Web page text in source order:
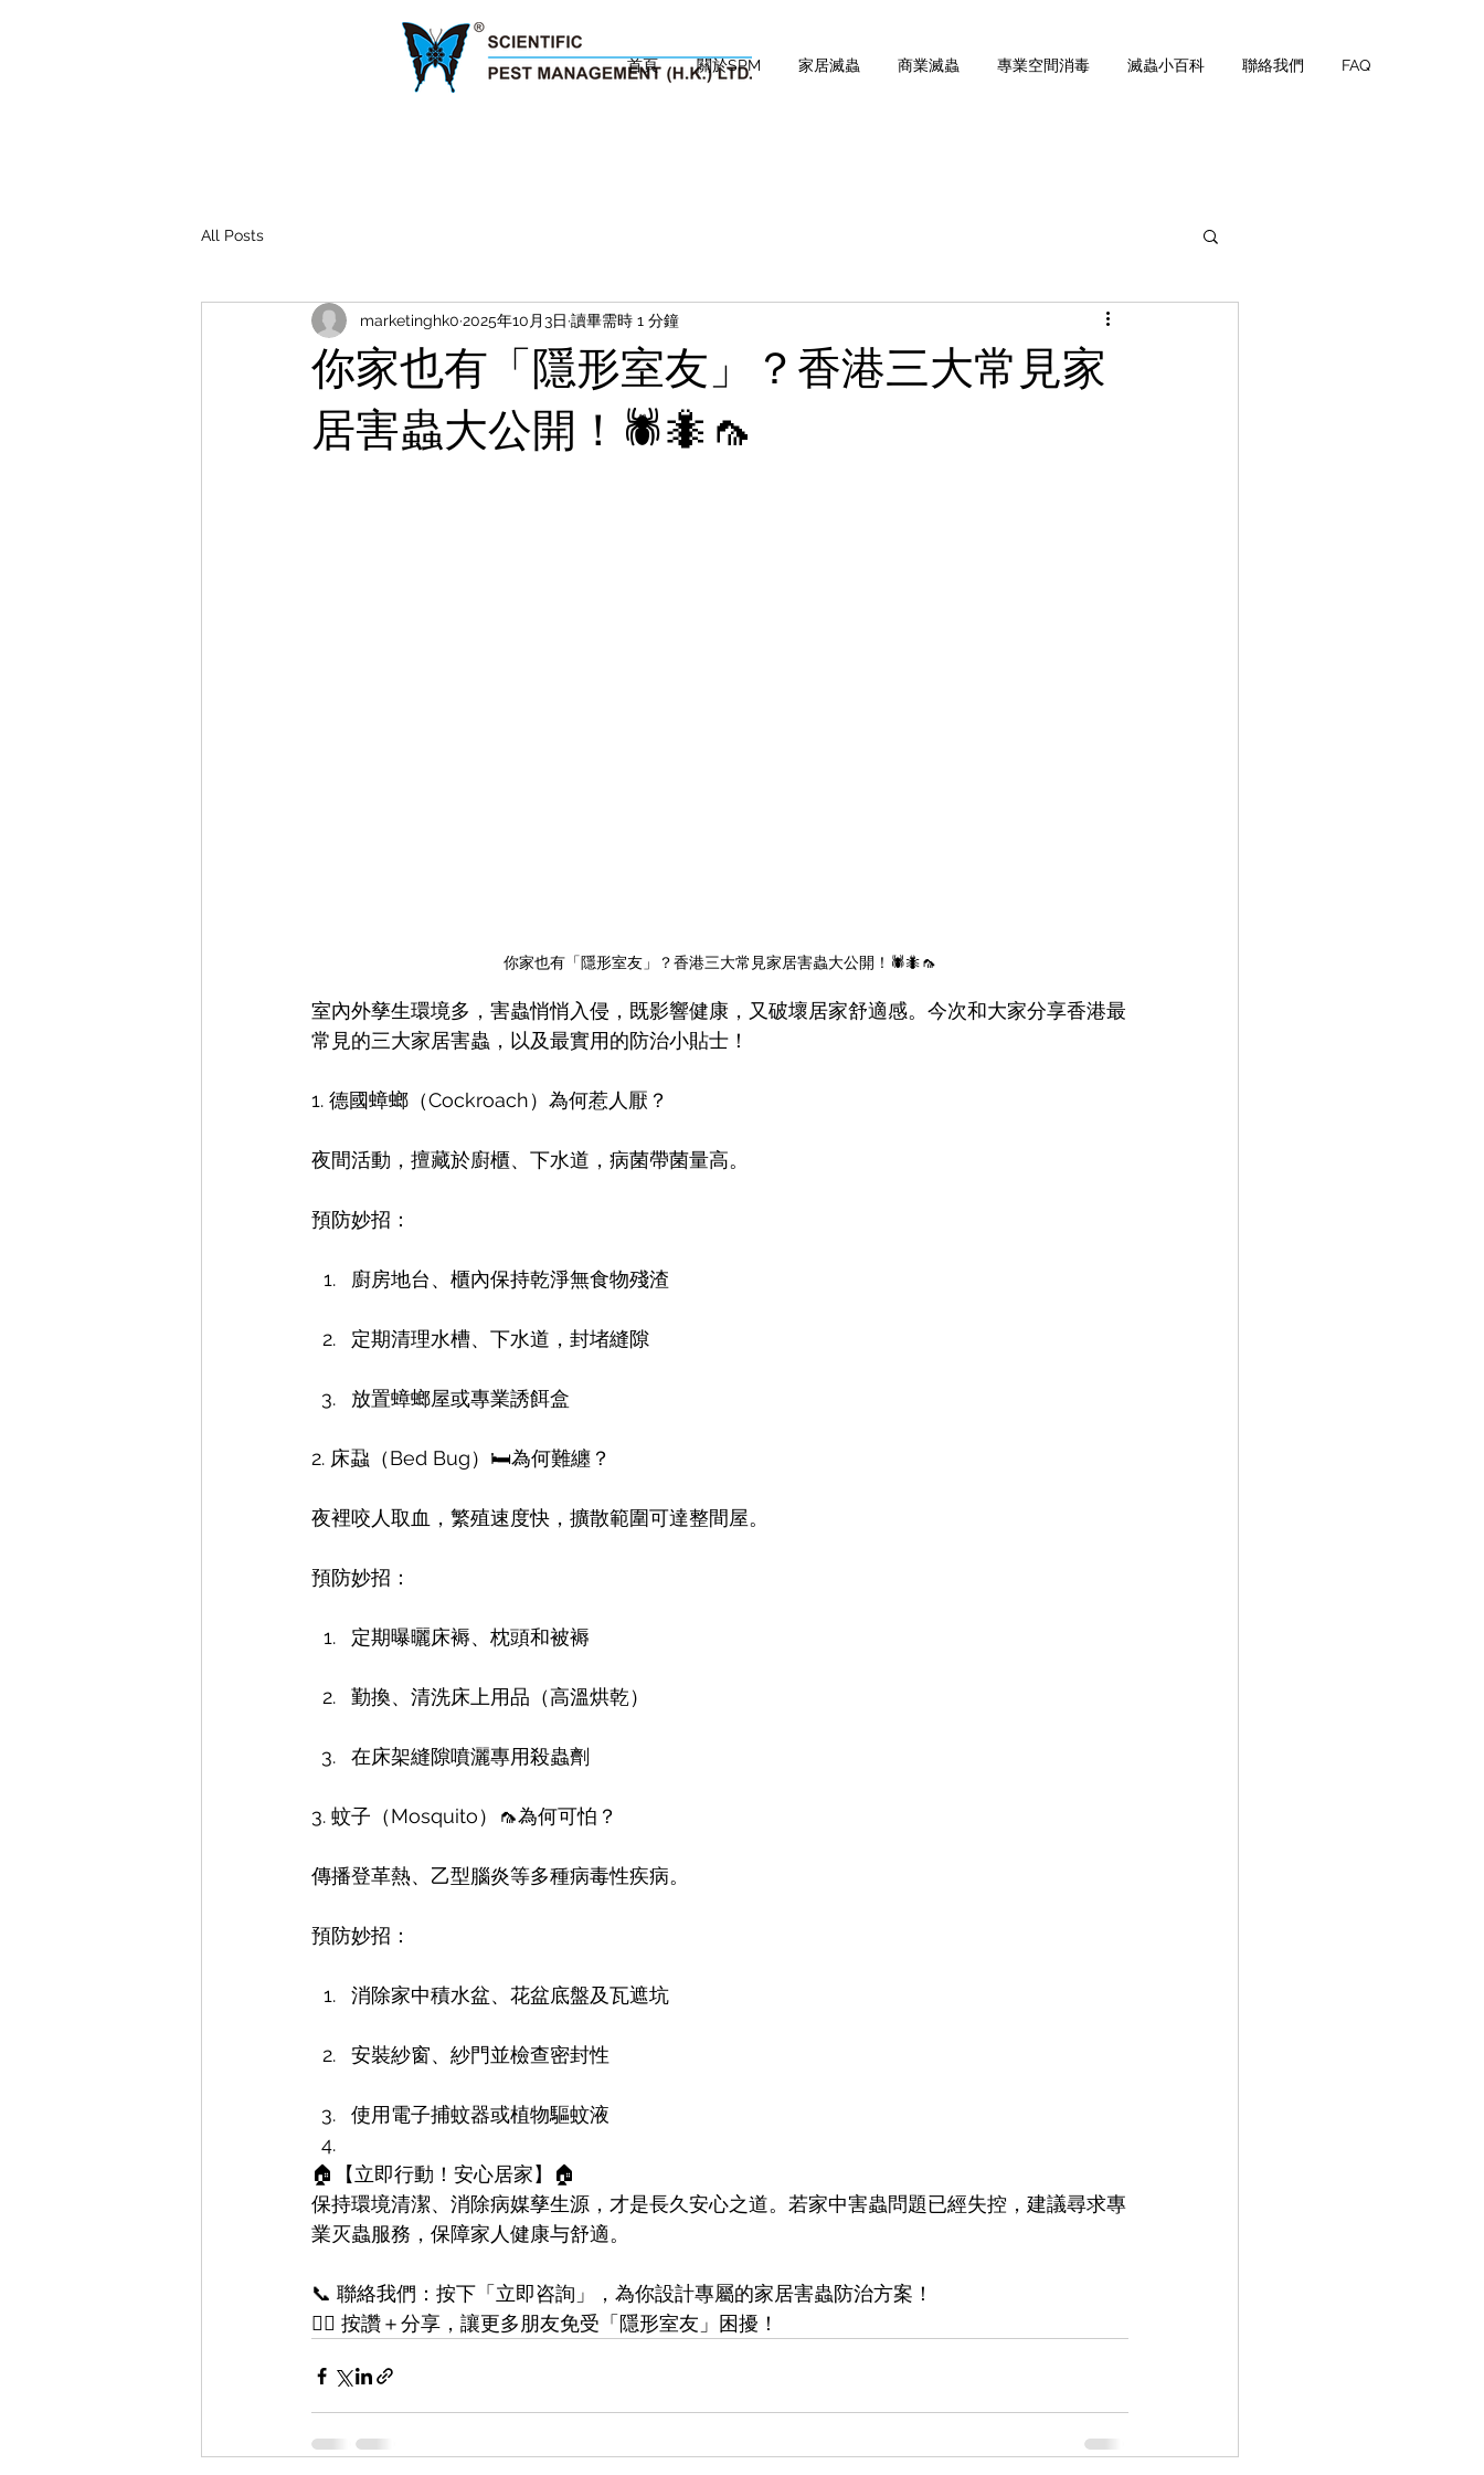
首頁 關於SPM 家居滅蟲 商業滅蟲 專業空間消毒 滅蟲小百科 聯絡我們 FAQ
All Posts
你家也有「隱形室友」？香港三大常見家
居害蟲大公開！🕷️🐜🦟
marketinghk0 2025年10月3日 讀畢需時 1 分鐘
你家也有「隱形室友」？香港三大常見家居害蟲大公開！🕷️🐜🦟
室內外孳生環境多，害蟲悄悄入侵，既影響健康，又破壞居家舒適感。今次和大家分享香港最
常見的三大家居害蟲，以及最實用的防治小貼士！
1. 德國蟑螂（Cockroach）為何惹人厭？
夜間活動，擅藏於廚櫃、下水道，病菌帶菌量高。
預防妙招：
廚房地台、櫃內保持乾淨無食物殘渣
定期清理水槽、下水道，封堵縫隙
放置蟑螂屋或專業誘餌盒
2. 床蝨（Bed Bug）🛏️為何難纏？
夜裡咬人取血，繁殖速度快，擴散範圍可達整間屋。
預防妙招：
定期曝曬床褥、枕頭和被褥
勤換、清洗床上用品（高溫烘乾）
在床架縫隙噴灑專用殺蟲劑
3. 蚊子（Mosquito）🦟為何可怕？
傳播登革熱、乙型腦炎等多種病毒性疾病。
預防妙招：
消除家中積水盆、花盆底盤及瓦遮坑
安裝紗窗、紗門並檢查密封性
使用電子捕蚊器或植物驅蚊液
🏠【立即行動！安心居家】🏠
保持環境清潔、消除病媒孳生源，才是長久安心之道。若家中害蟲問題已經失控，建議尋求專
業灭蟲服務，保障家人健康与舒適。
📞 聯絡我們：按下「立即咨詢」，為你設計專屬的家居害蟲防治方案！
👍🏻 按讚＋分享，讓更多朋友免受「隱形室友」困擾！